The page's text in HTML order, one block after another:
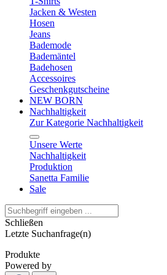
Jacken & Westen
Hosen
Jeans
Bademode
Bademäntel
Badehosen
Accessoires
Geschenkgutscheine
NEW BORN
Nachhaltigkeit
Zur Kategorie Nachhaltigkeit
Unsere Werte
Nachhaltigkeit
Produktion
Sanetta Familie
Sale
Schließen
Letzte Suchanfrage(n)
Produkte
Powered by